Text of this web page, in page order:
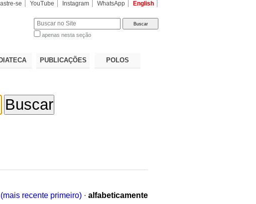
se YouTube Instagram WhatsApp English
apenas nesta seção
PUBLICAÇÕES POLOS
recente primeiro) · alfabeticamente